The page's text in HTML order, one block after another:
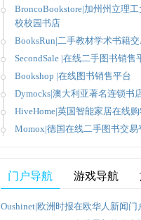
BroncoBookstore|加州州立理
校校园书店
BooksRun|二手教材学术书籍
SecondSale |在线二手图书销售
Bookshop |在线图书销售平台
Dymocks|澳大利亚著名连锁书
HiveHome|英国智能家居在线
Momox|德国在线二手图书交易
门户导航 游戏导航
Oushinet|欧洲时报在欧华人新闻门